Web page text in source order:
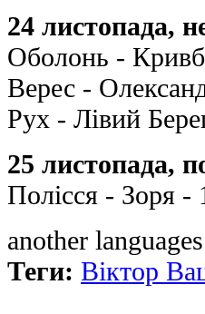
24 листопада,
Оболонь -
Верес -
Рух - Лівий
25 листопада,
Полісся - Зоря
another
Теги: Віктор